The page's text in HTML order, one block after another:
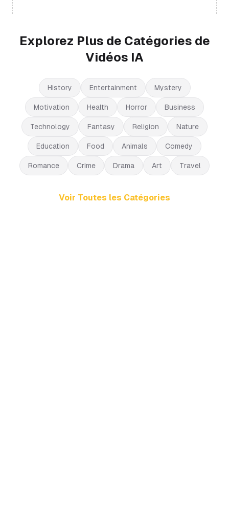
Explorez Plus de Catégories de
Vidéos IA
History Entertainment Mystery
Motivation Health Horror Business
Technology Fantasy Religion Nature
Education Food Animals Comedy
Romance Crime Drama Art Travel
Voir Toutes les Catégories